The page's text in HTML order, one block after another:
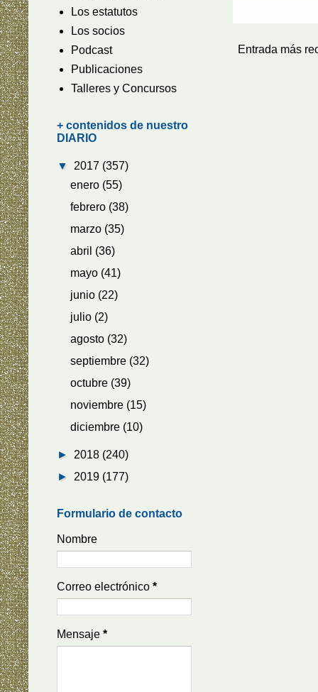
Entrada más
Los estatutos
Los socios
Podcast
Publicaciones
Talleres y Concursos
+ contenidos de nuestro
DIARIO
▼ 2017 (357)
enero (55)
febrero (38)
marzo (35)
abril (36)
mayo (41)
junio (22)
julio (2)
agosto (32)
septiembre (32)
octubre (39)
noviembre (15)
diciembre (10)
► 2018 (240)
► 2019 (177)
Formulario de contacto
Nombre
Correo electrónico *
Mensaje *